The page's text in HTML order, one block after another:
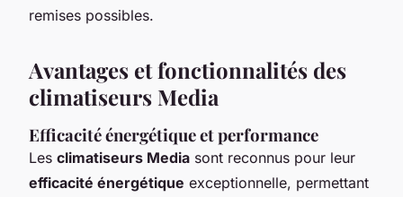
remises possibles.
Avantages et fonctionnalités des
climatiseurs Media
Efficacité énergétique et performance
Les climatiseurs Media sont reconnus pour leur
efficacité énergétique exceptionnelle, permettant